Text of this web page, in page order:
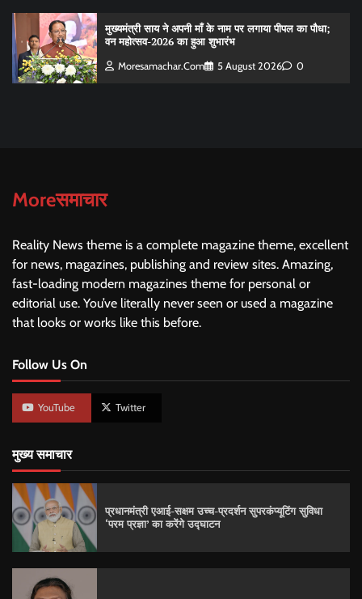
मुख्यमंत्री साय ने अपनी माँ के नाम पर लगाया पीपल का पौधा;
वन महोत्सव-2026 का हुआ शुभारंभ
Moresamachar.com 5 August 2026 0
Moreसमाचार
Reality News theme is a complete magazine theme, excellent
for news, magazines, publishing and review sites. Amazing,
fast-loading modern magazines theme for personal or
editorial use. You’ve literally never seen or used a magazine
that looks or works like this before.
Follow Us On
YouTube Twitter
मुख्य समाचार
प्रधानमंत्री एआई-सक्षम उच्च-प्रदर्शन सुपरकंप्यूटिंग सुविधा
‘परम प्रज्ञा’ का करेंगे उद्घाटन